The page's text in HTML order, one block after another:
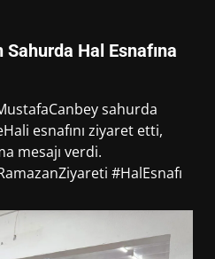
Hal Esnafına
sahurda
esnafını ziyaret etti,
mesajı verdi.
#HalEsnafı